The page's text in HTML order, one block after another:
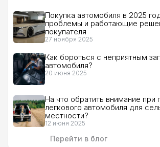
Покупка автомобиля в 2025
проблемы и работающие
покупателя
27 ноября 2025
Как бороться с неприятным
автомобиля?
20 июня 2025
На что обратить внимание при
легкового автомобиля для
местности?
12 июня 2025
Перейти в блог